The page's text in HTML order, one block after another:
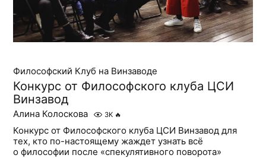
Философский Клуб на Винзаводе
Конкурс от Философского клуба ЦСИ
Винзавод
Алина Колоскова 3K 🔥
Конкурс от Философского клуба ЦСИ Винзавод для
тех, кто по-настоящему жаждет узнать всё
о философии после «спекулятивного поворота»